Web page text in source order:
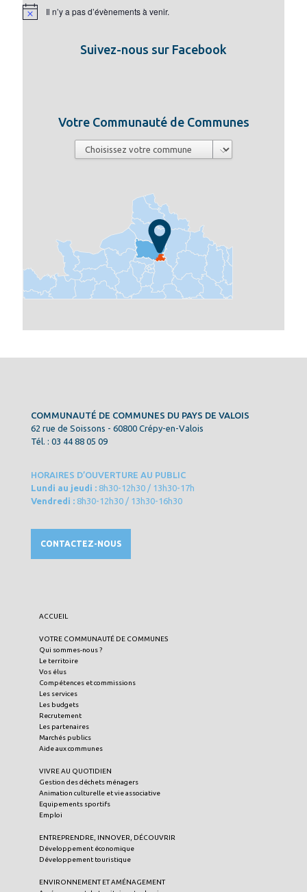
Notice Il n’y a pas d’évènements à venir.
Suivez-nous sur Facebook
Votre Communauté de Communes
COMMUNAUTÉ DE COMMUNES DU PAYS DE VALOIS
62 rue de Soissons - 60800 Crépy-en-Valois
Tél. : 03 44 88 05 09
HORAIRES D’OUVERTURE AU PUBLIC
Lundi au jeudi : 8h30-12h30 / 13h30-17h
Vendredi : 8h30-12h30 / 13h30-16h30
CONTACTEZ-NOUS
ACCUEIL
VOTRE COMMUNAUTÉ DE COMMUNES
Qui sommes-nous ?
Le territoire
Vos élus
Compétences et commissions
Les services
Les budgets
Recrutement
Les partenaires
Marchés publics
Aide aux communes
VIVRE AU QUOTIDIEN
Gestion des déchets ménagers
Animation culturelle et vie associative
Equipements sportifs
Emploi
ENTREPRENDRE, INNOVER, DÉCOUVRIR
Développement économique
Développement touristique
ENVIRONNEMENT ET AMÉNAGEMENT